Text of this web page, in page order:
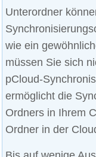
Unterordner
wie ein
müssen Sie sich
pCloud-
ermöglicht die
Ordners in Ihrem
Ordner in der